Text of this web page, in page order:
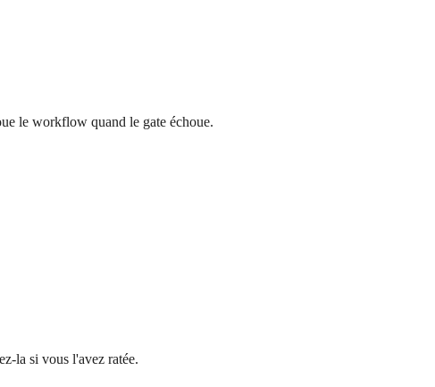
le workflow quand le gate échoue.
la si vous l'avez ratée.